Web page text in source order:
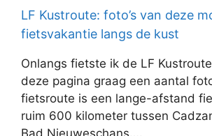
LF Kustroute: foto’s van deze
fietsvakantie langs de kust
Onlangs fietste ik de LF
deze pagina graag een aantal
fietsroute is een lange-afstand
ruim 600 kilometer tussen